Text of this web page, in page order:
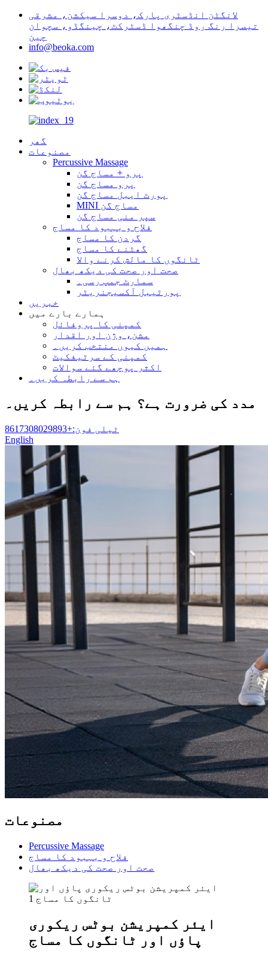
لانگٹن انڈسٹری پارک، دوسرا سیکشن، مشرقی
تیسرا رنگ روڈ چنگھوا ڈسٹرکٹ، چینگڈو، سچوان
چین
info@beoka.com
گھر
مصنوعات
Percussive Massage
پرو + مساج گن
پرو مساج گن
پورٹ ایبل مساج گن
MINI مساج گن
سپر منی مساج گن
فلاح و بہبود کا مساج
گردن کا مساج
گھٹنے کا مساج
ٹانگوں کا مالش کرنے والا
صحت اور صحت کی دیکھ بھال
سمارٹ جمپ رسی۔
پورٹیبل آکسیجنریٹر
خبریں
ہمارے بارے میں
کمپنی کا پروفائل
مشن، وژن اور اقدار
ہمیں کیوں منتخب کریں۔
کمپنی کے سرٹیفکیٹ
اکثر پوچھے گئے سوالات
ہم سے رابطہ کریں۔
مدد کی ضرورت ہے؟ ہم سے رابطہ کریں۔
ٹیلی فون:+8617308029893
English
مصنوعات
Percussive Massage
فلاح و بہبود کا مساج
صحت اور صحت کی دیکھ بھال
ایئر کمپریشن بوٹس ریکوری
پاؤں اور ٹانگوں کا مساج